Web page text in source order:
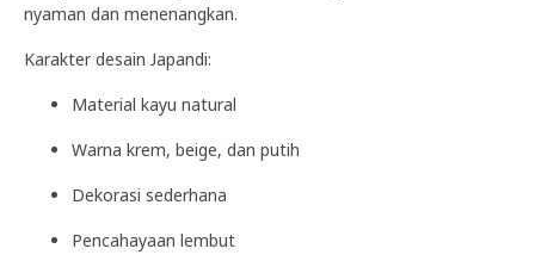
nyaman dan menenangkan.
Karakter desain Japandi:
Material kayu natural
Warna krem, beige, dan putih
Dekorasi sederhana
Pencahayaan lembut